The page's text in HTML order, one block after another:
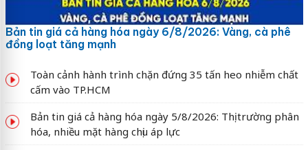
Bản tin giá cả hàng hóa ngày 6/8/2026: Vàng, cà phê
đồng loạt tăng mạnh
Toàn cảnh hành trình chặn đứng 35 tấn heo nhiễm chất
cấm vào TP.HCM
Bản tin giá cả hàng hóa ngày 5/8/2026: Thị trường phân
hóa, nhiều mặt hàng chịu áp lực